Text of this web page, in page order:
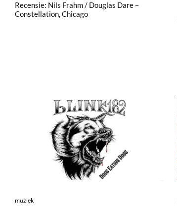
Recensie: Nils Frahm / Douglas Dare –
Constellation, Chicago
muziek